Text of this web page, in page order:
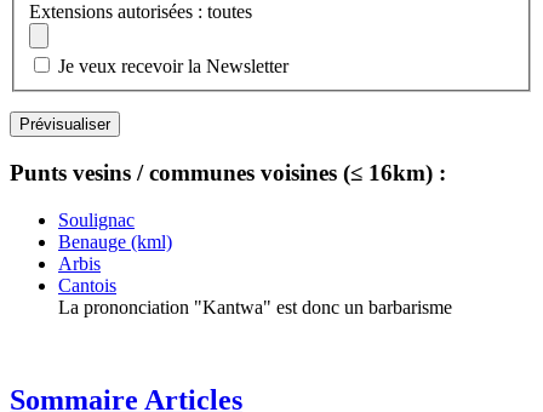
Extensions autorisées : toutes
Je veux recevoir la Newsletter
Punts vesins / communes voisines (≤ 16km) :
Soulignac
Benauge (kml)
Arbis
Cantois
La prononciation "Kantwa" est donc un barbarisme
Sommaire Articles